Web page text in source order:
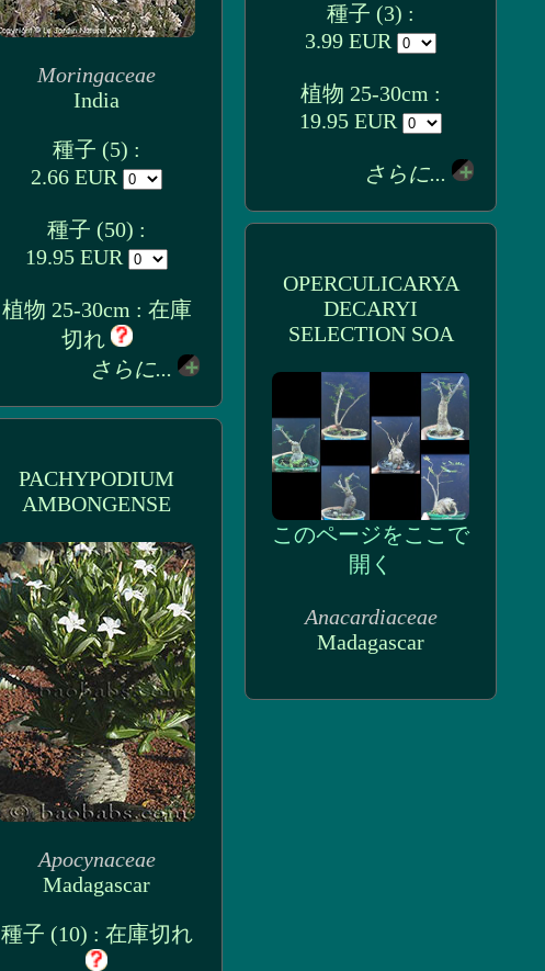
種子 (3) :
3.99 EUR
植物 25-30cm :
19.95 EUR
さらに...
Moringaceae
India
種子 (5) :
2.66 EUR
種子 (50) :
19.95 EUR
植物 25-30cm : 在庫
切れ
さらに...
OPERCULICARYA
DECARYI
SELECTION SOA
このページをここで
開く
Anacardiaceae
Madagascar
PACHYPODIUM
AMBONGENSE
Apocynaceae
Madagascar
種子 (10) : 在庫切れ